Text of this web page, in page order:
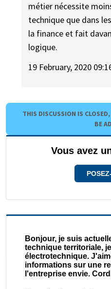
métier nécessite
technique que dans
la finance et fait
logique.
19 February, 2020
THIS DISCUSSION IS
BE
Vous avez
Bonjour, je suis
technique territoriale,
électrotechnique.
informations sur une
l'entreprise envie.